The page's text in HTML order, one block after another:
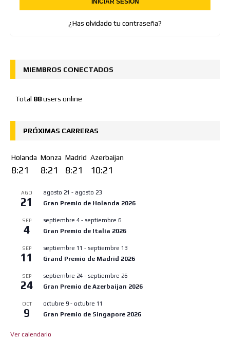
¿Has olvidado tu contraseña?
MIEMBROS CONECTADOS
Total 88users online
PRÓXIMAS CARRERAS
Holanda
8:21
Monza
8:21
Madrid
8:21
Azerbaijan
10:21
AGO
21
agosto 21 - agosto 23
Gran Premio de Holanda 2026
SEP
4
septiembre 4 - septiembre 6
Gran Premio de Italia 2026
SEP
11
septiembre 11 - septiembre 13
Grand Premio de Madrid 2026
SEP
24
septiembre 24 - septiembre 26
Gran Premio de Azerbaijan 2026
OCT
9
octubre 9 - octubre 11
Gran Premio de Singapore 2026
Ver calendario